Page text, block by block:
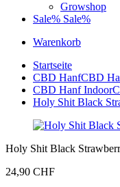
Growshop
Sale% Sale%
Warenkorb
Startseite
CBD HanfCBD
CBD Hanf Indoor
Holy Shit Black
Holy Shit Black
24,90 CHF